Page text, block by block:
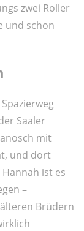
zwei Roller
und schon
Saaler
mit
und dort
ist es
–
Brüdern